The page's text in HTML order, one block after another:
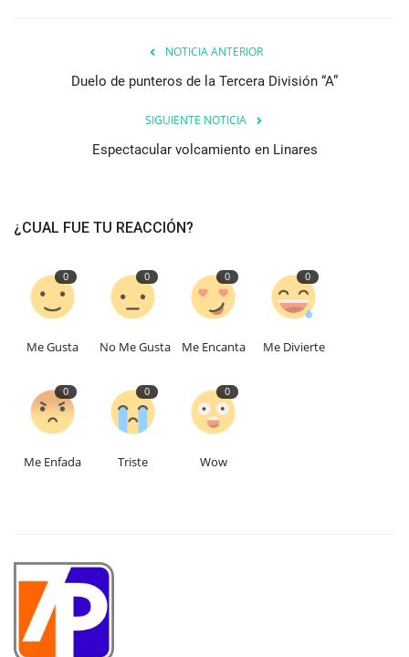
NOTICIA ANTERIOR
Duelo de punteros de la Tercera División “A”
SIGUIENTE NOTICIA
Espectacular volcamiento en Linares
¿CUAL FUE TU REACCIÓN?
0
Me Gusta
0
No Me Gusta
0
Me Encanta
0
Me Divierte
0
Me Enfada
0
Triste
0
Wow